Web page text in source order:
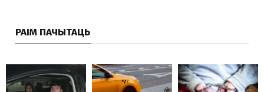
РАІМ ПАЧЫТАЦЬ